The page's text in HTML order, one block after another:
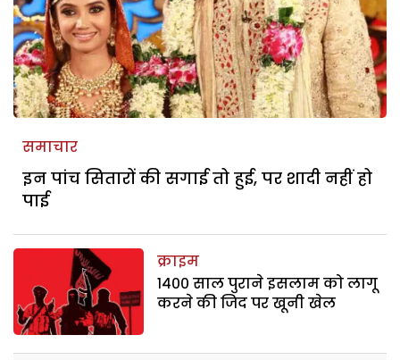
समाचार
इन पांच सितारों की सगाई तो हुई, पर शादी नहीं हो
पाई
क्राइम
१४०० साल पुराने इसलाम को लागू
करने की जिद पर खूनी खेल